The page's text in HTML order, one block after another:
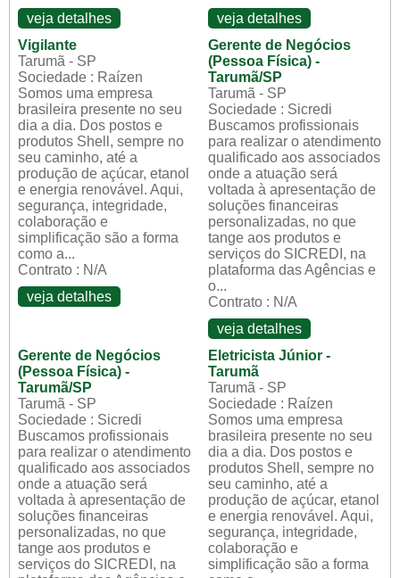
veja detalhes
veja detalhes
Vigilante
Tarumã - SP
Sociedade : Raízen
Somos uma empresa
brasileira presente no seu
dia a dia. Dos postos e
produtos Shell, sempre no
seu caminho, até a
produção de açúcar, etanol
e energia renovável. Aqui,
segurança, integridade,
colaboração e
simplificação são a forma
como a...
Contrato : N/A
veja detalhes
Gerente de Negócios
(Pessoa Física) -
Tarumã/SP
Tarumã - SP
Sociedade : Sicredi
Buscamos profissionais
para realizar o atendimento
qualificado aos associados
onde a atuação será
voltada à apresentação de
soluções financeiras
personalizadas, no que
tange aos produtos e
serviços do SICREDI, na
plataforma das Agências e
o...
Contrato : N/A
veja detalhes
Gerente de Negócios
(Pessoa Física) -
Tarumã/SP
Tarumã - SP
Sociedade : Sicredi
Buscamos profissionais
para realizar o atendimento
qualificado aos associados
onde a atuação será
voltada à apresentação de
soluções financeiras
personalizadas, no que
tange aos produtos e
serviços do SICREDI, na
Eletricista Júnior -
Tarumã
Tarumã - SP
Sociedade : Raízen
Somos uma empresa
brasileira presente no seu
dia a dia. Dos postos e
produtos Shell, sempre no
seu caminho, até a
produção de açúcar, etanol
e energia renovável. Aqui,
segurança, integridade,
colaboração e
simplificação são a forma